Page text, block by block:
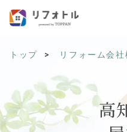
トップ リフォーム会社
高